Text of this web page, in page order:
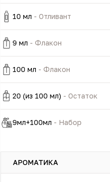
10 мл - Отливант
9 мл - Флакон
100 мл - Флакон
20 (из 100 мл) - Остаток
9мл+100мл - Набор
АРОМАТИКА